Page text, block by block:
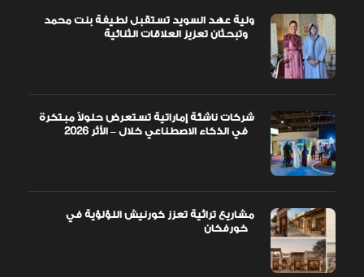
ولية عهد السويد تستقبل لطيفة بنت محمد
شركات ناشئة إماراتية تستعرض حلولاً مبتكرة
مشاريع تراثية تعزز كورنيش اللؤلؤية في